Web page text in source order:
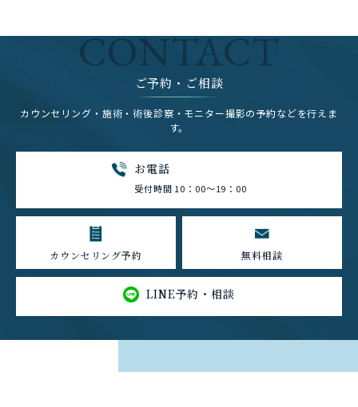
CONTACT
ご予約・ご相談
カウンセリング・施術・術後診察・モニター撮影の予約などを行えま
す。
お電話
受付時間 10：00～19：00
カウンセリング予約 無料相談
LINE予約・相談